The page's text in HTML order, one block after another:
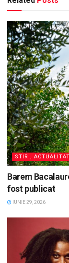
STIRI,
Barem
fost publicat
IUNIE 29, 2026